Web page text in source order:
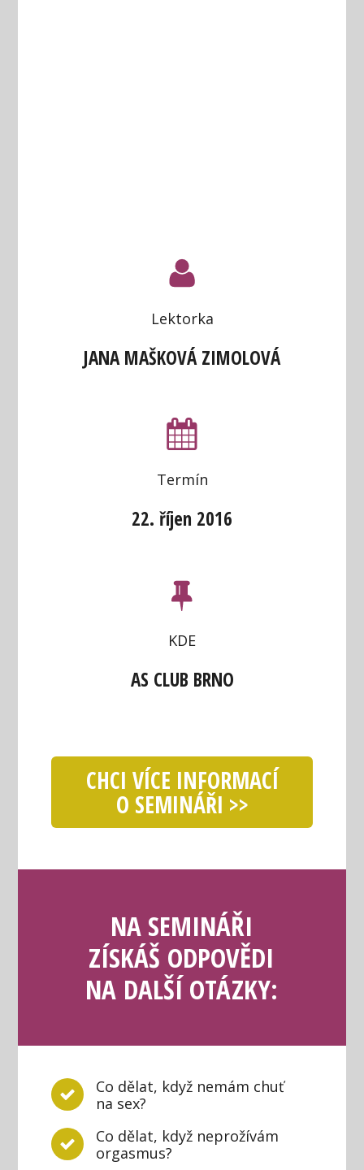
Lektorka
JANA MAŠKOVÁ ZIMOLOVÁ
Termín
22. říjen 2016
KDE
AS CLUB BRNO
CHCI VÍCE INFORMACÍ
O SEMINÁŘI >>
NA SEMINÁŘI
ZÍSKÁŠ ODPOVĚDI
NA DALŠÍ OTÁZKY:
Co dělat, když nemám chuť
na sex?
Co dělat, když neprožívám
orgasmus?